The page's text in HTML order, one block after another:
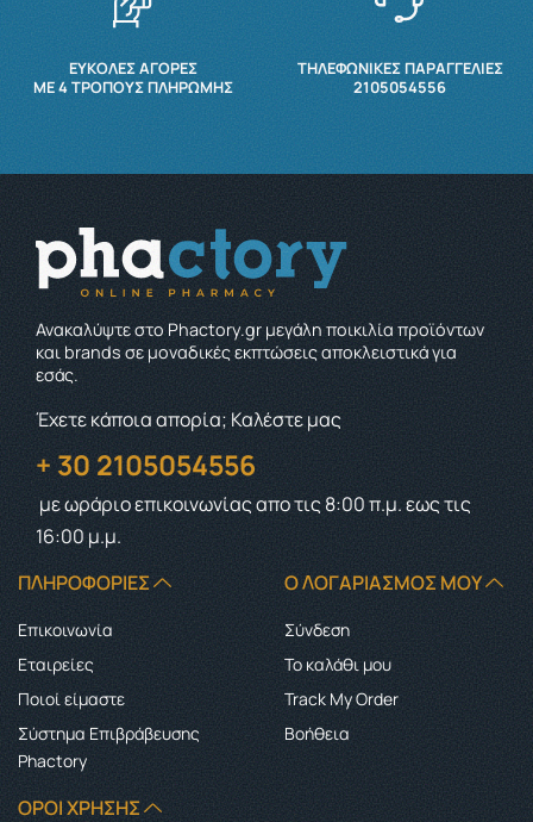
ΕΥΚΟΛΕΣ ΑΓΟΡΕΣ
ΜΕ 4 ΤΡΌΠΟΥΣ ΠΛΗΡΩΜΉΣ
ΤΗΛΕΦΩΝΙΚΕΣ ΠΑΡΑΓΓΕΛΙΕΣ
2105054556
Ανακαλύψτε στο Phactory.gr μεγάλη ποικιλία προϊόντων
και brands σε μοναδικές εκπτώσεις αποκλειστικά για
εσάς.
Έχετε κάποια απορία; Καλέστε μας
+ 30 2105054556
με ωράριο επικοινωνίαςαπο τις 8:00 π.μ. εως τις
16:00 μ.μ.
ΠΛΗΡΟΦΟΡΊΕΣ
Επικοινωνία
Εταιρείες
Ποιοί είμαστε
Σύστημα Επιβράβευσης
Phactory
Ο ΛΟΓΑΡΙΑΣΜΌΣ ΜΟΥ
Σύνδεση
Το καλάθι μου
Track My Order
Boήθεια
ΌΡΟΙ ΧΡΉΣΗΣ